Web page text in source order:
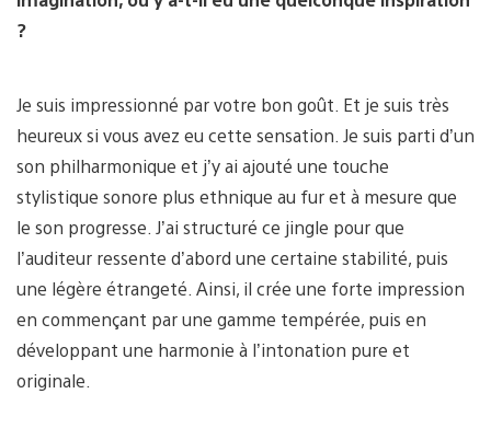
?
Je suis impressionné par votre bon goût. Et je suis très
heureux si vous avez eu cette sensation. Je suis parti d’un
son philharmonique et j’y ai ajouté une touche
stylistique sonore plus ethnique au fur et à mesure que
le son progresse. J’ai structuré ce jingle pour que
l’auditeur ressente d’abord une certaine stabilité, puis
une légère étrangeté. Ainsi, il crée une forte impression
en commençant par une gamme tempérée, puis en
développant une harmonie à l’intonation pure et
originale.